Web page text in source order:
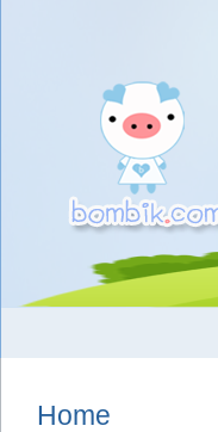
Home